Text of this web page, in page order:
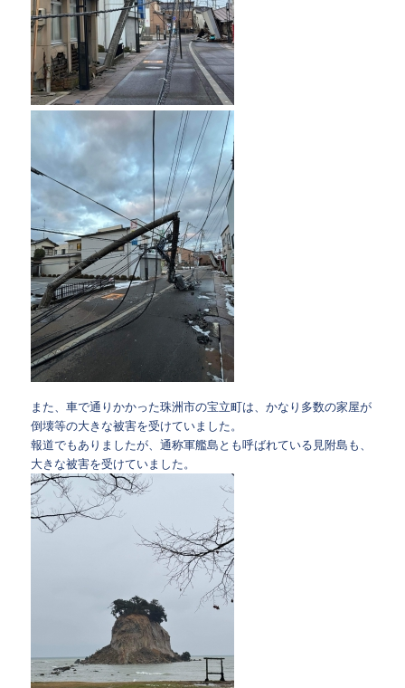
また、車で通りかかった珠洲市の宝立町は、かなり多数の家屋が
倒壊等の大きな被害を受けていました。
報道でもありましたが、通称軍艦島とも呼ばれている見附島も、
大きな被害を受けていました。